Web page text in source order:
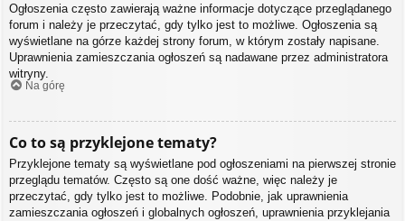
Ogłoszenia często zawierają ważne informacje dotyczące przeglądanego
forum i należy je przeczytać, gdy tylko jest to możliwe. Ogłoszenia są
wyświetlane na górze każdej strony forum, w którym zostały napisane.
Uprawnienia zamieszczania ogłoszeń są nadawane przez administratora
witryny.
Na górę
Co to są przyklejone tematy?
Przyklejone tematy są wyświetlane pod ogłoszeniami na pierwszej stronie
przeglądu tematów. Często są one dość ważne, więc należy je
przeczytać, gdy tylko jest to możliwe. Podobnie, jak uprawnienia
zamieszczania ogłoszeń i globalnych ogłoszeń, uprawnienia przyklejania